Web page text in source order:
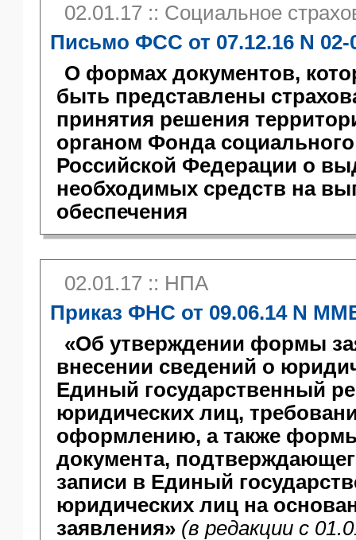
02.01.17 :: Социальное
Письмо ФСС от 07.12.16 N 02-
О формах документов,
быть представлены
принятия решения
органом Фонда
Российской Федерации о
необходимых средств на
обеспечения
02.01.17 :: НПА
Приказ ФНС от 09.06.14 N
«Об утверждении формы
внесении сведений о
Единый государственный
юридических лиц,
оформлению, а также
документа,
записи в Единый
юридических лиц на
заявления» (в редакции c